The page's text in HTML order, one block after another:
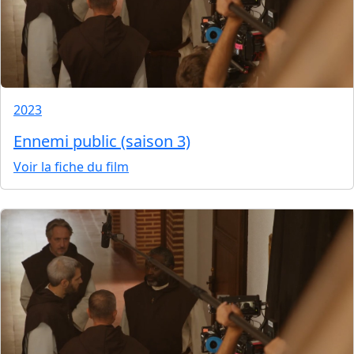
2023
Ennemi public (saison 3)
Voir la fiche du film